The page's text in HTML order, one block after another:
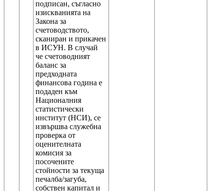
подписан, съгласно
изискванията на
Закона за
счетоводството,
сканиран и прикачен
в ИСУН. В случай
че счетоводният
баланс за
предходната
финансова година е
подаден към
Националния
статистически
институт (НСИ), се
извършва служебна
проверка от
оценителната
комисия за
посочените
стойности за текуща
печалба/загуба,
собствен капитал и